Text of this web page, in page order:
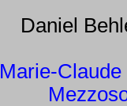
Daniel
Marie-